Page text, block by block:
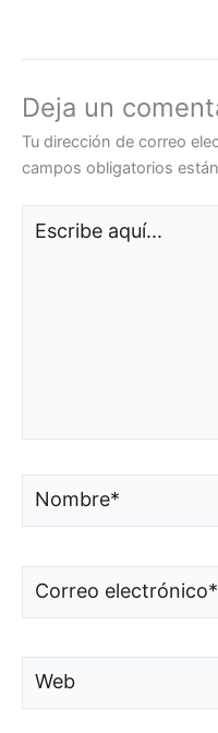
Deja un
Tu dirección de correo
campos obligatorios
aquí...
Correo
electrónico*